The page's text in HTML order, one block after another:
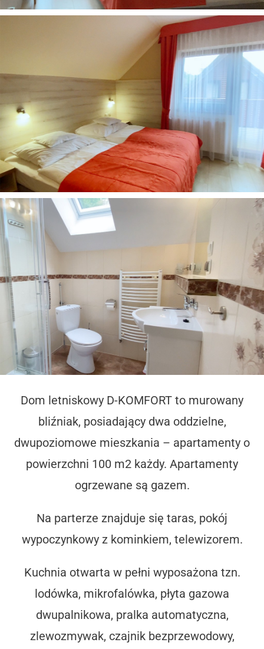
Dom letniskowy D-KOMFORT to murowany
bliźniak, posiadający dwa oddzielne,
dwupoziomowe mieszkania – apartamenty o
powierzchni 100 m2 każdy. Apartamenty
ogrzewane są gazem.
Na parterze znajduje się taras, pokój
wypoczynkowy z kominkiem, telewizorem.
Kuchnia otwarta w pełni wyposażona tzn.
lodówka, mikrofalówka, płyta gazowa
dwupalnikowa, pralka automatyczna,
zlewozmywak, czajnik bezprzewodowy,